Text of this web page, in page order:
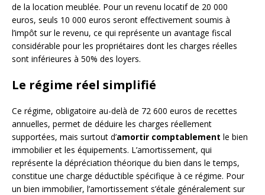
de la location meublée. Pour un revenu locatif de 20 000
euros, seuls 10 000 euros seront effectivement soumis à
l’impôt sur le revenu, ce qui représente un avantage fiscal
considérable pour les propriétaires dont les charges réelles
sont inférieures à 50% des loyers.
Le régime réel simplifié
Ce régime, obligatoire au-delà de 72 600 euros de recettes
annuelles, permet de déduire les charges réellement
supportées, mais surtout d’amortir comptablement le bien
immobilier et les équipements. L’amortissement, qui
représente la dépréciation théorique du bien dans le temps,
constitue une charge déductible spécifique à ce régime. Pour
un bien immobilier, l’amortissement s’étale généralement sur